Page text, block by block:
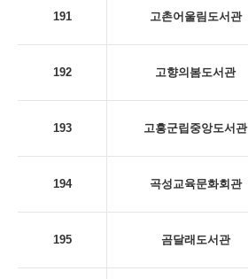
191 고촌어울림도서관
192 고향의봄도서관
193 고흥군립중앙도서관
194 곡성교육문화회관
195 곰달래도서관